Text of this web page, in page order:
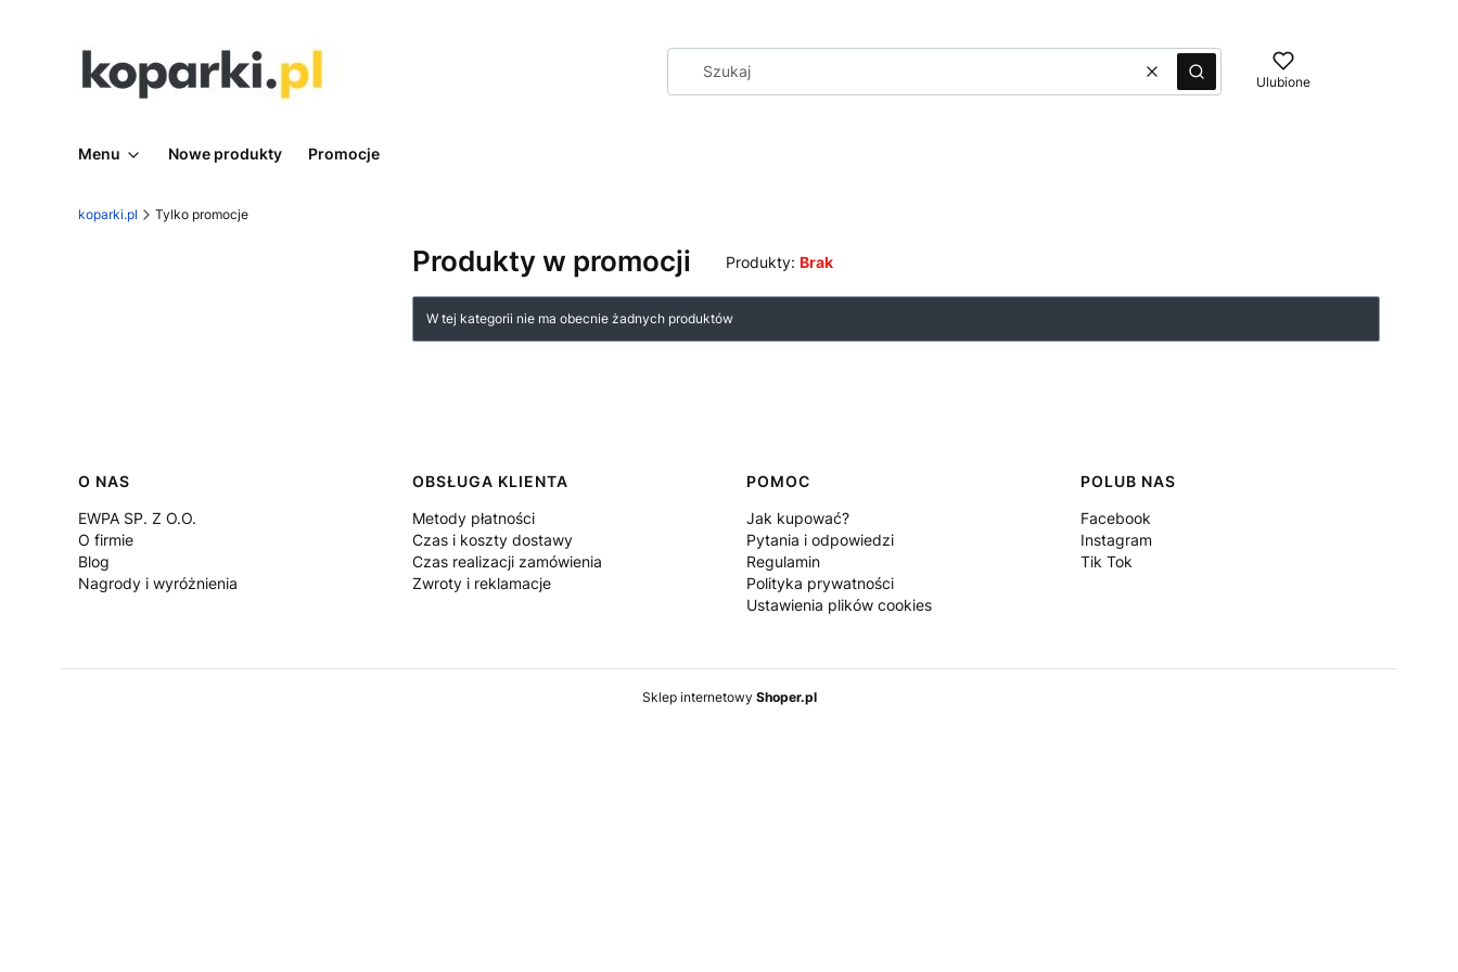
WyczyśćSzukaj Ulubione
Menu Nowe produkty Promocje
koparki.pl Tylko promocje
Produkty w promocji Produkty: Brak
Lista produktów
W tej kategorii nie ma obecnie żadnych produktów
Linki w stopce
O NAS
EWPA SP. Z O.O.
O firmie
Blog
Nagrody i wyróżnienia
OBSŁUGA KLIENTA
Metody płatności
Czas i koszty dostawy
Czas realizacji zamówienia
Zwroty i reklamacje
POMOC
Jak kupować?
Pytania i odpowiedzi
Regulamin
Polityka prywatności
Ustawienia plików cookies
POLUB NAS
Facebook
Instagram
Tik Tok
Sklep internetowy Shoper.pl